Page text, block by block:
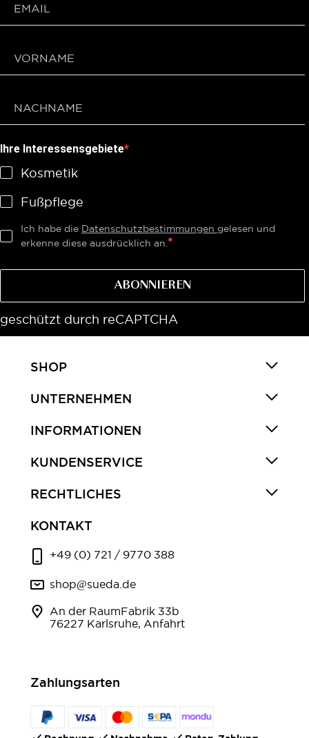
Ihre Interessensgebiete
Kosmetik
Fußpflege
Ich habe die Datenschutzbestimmungen gelesen und
erkenne diese ausdrücklich an.
ABONNIEREN
geschützt durch reCAPTCHA
SHOP
UNTERNEHMEN
INFORMATIONEN
KUNDENSERVICE
RECHTLICHES
KONTAKT
+49 (0) 721 / 9770 388
shop@sueda.de
An der RaumFabrik 33b
76227 Karlsruhe, Anfahrt
Zahlungsarten